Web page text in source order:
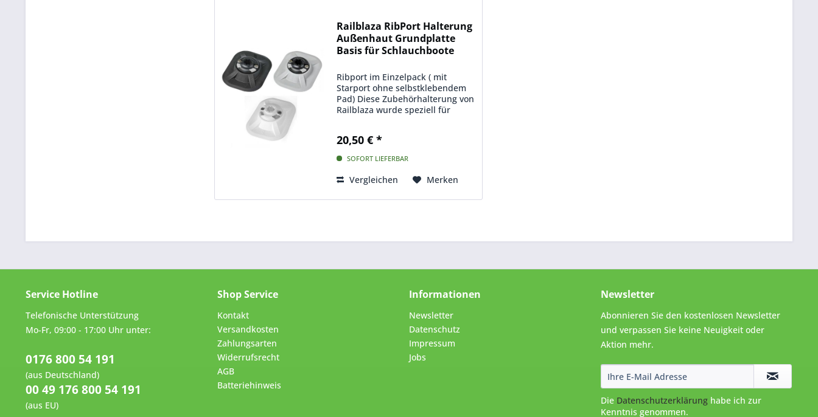
Railblaza RibPort Halterung
Außenhaut Grundplatte
Basis für Schlauchboote
Ribport im Einzelpack ( mit
Starport ohne selbstklebendem
Pad) Diese Zubehörhalterung von
Railblaza wurde speziell für
Anbringen von Rutenhaltern und
ähnlichem Zubehör jetzt...
20,50 € *
SOFORT LIEFERBAR
Vergleichen Merken
Service Hotline
Telefonische Unterstützung
Mo-Fr, 09:00 - 17:00 Uhr unter:
0176 800 54 191
(aus Deutschland)
00 49 176 800 54 191
(aus EU)
Shop Service
Kontakt
Versandkosten
Zahlungsarten
Widerrufsrecht
AGB
Batteriehinweis
Informationen
Newsletter
Datenschutz
Impressum
Jobs
Newsletter
Abonnieren Sie den kostenlosen Newsletter
und verpassen Sie keine Neuigkeit oder
Aktion mehr.
Die Datenschutzerklärung habe ich zur
Kenntnis genommen.